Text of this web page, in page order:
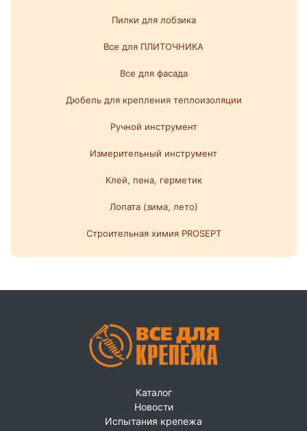
Пилки для лобзика
Все для ПЛИТОЧНИКА
Все для фасада
Дюбель для крепления теплоизоляции
Ручной инструмент
Измерительный инструмент
Клей, пена, герметик
Лопата (зима, лето)
Строительная химия PROSEPT
Каталог
Новости
Испытания крепежа